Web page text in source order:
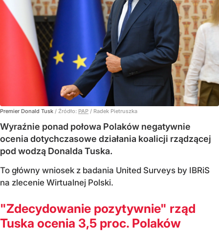
Premier Donald Tusk / Źródło: PAP / Radek Pietruszka
Wyraźnie ponad połowa Polaków negatywnie
ocenia dotychczasowe działania koalicji rządzącej
pod wodzą Donalda Tuska.
To główny wniosek z badania United Surveys by IBRiS
na zlecenie Wirtualnej Polski.
"Zdecydowanie pozytywnie" rząd
Tuska ocenia 3,5 proc. Polaków